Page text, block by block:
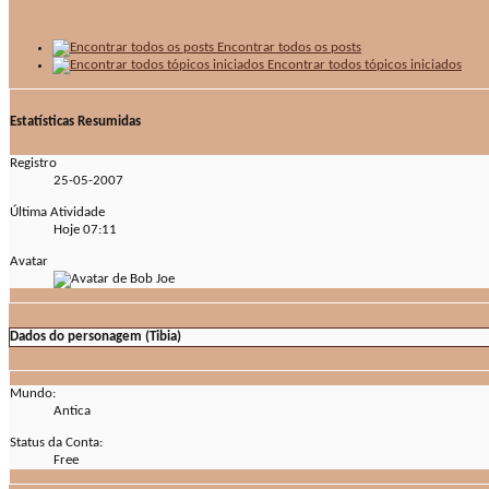
Encontrar todos os posts
Encontrar todos tópicos iniciados
Estatísticas Resumidas
Registro
25-05-2007
Última Atividade
Hoje 07:11
Avatar
Dados do personagem (Tibia)
Mundo:
Antica
Status da Conta:
Free